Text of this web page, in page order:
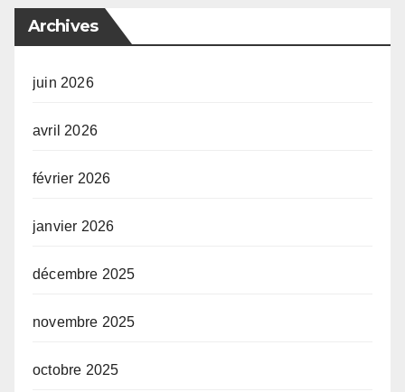
Archives
juin 2026
avril 2026
février 2026
janvier 2026
décembre 2025
novembre 2025
octobre 2025